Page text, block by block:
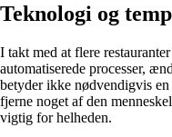
Teknologi og
I takt med at flere
automatiserede processer,
betyder ikke nødvendigvis
fjerne noget af den
vigtig for helheden.